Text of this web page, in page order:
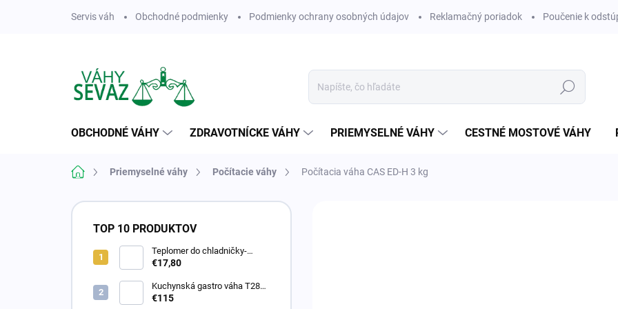
Servis váh Obchodné podmienky Podmienky ochrany osobných údajov Reklamačný poriadok Poučenie k
Hľadať
OBCHODNÉ VÁHY ZDRAVOTNÍCKE VÁHY PRIEMYSELNÉ VÁHY CESTNÉ MOSTOVÉ VÁHY
DomovPriemyselné váhy Počítacie váhy Počítacia váha CAS ED-H 3 kg
B
TOP 10 PRODUKTOV
Teplomer do chladničky-
kalibrovaný
€17,80
Kuchynská gastro váha T28
do 15 kg
€115